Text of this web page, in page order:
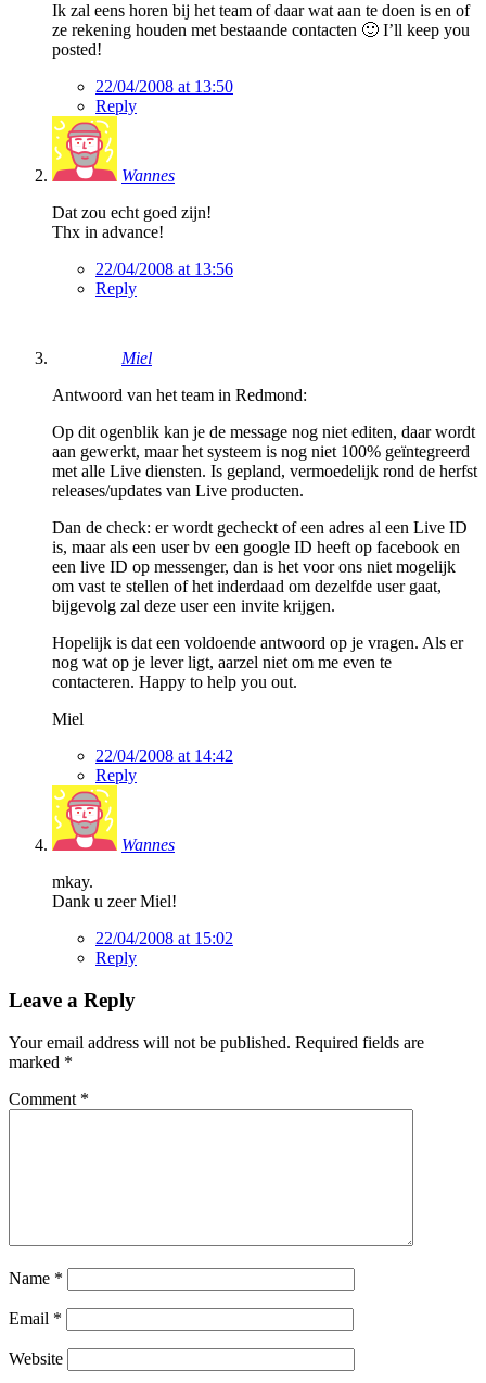
Ik zal eens horen bij het team of daar wat aan te doen is en of
ze rekening houden met bestaande contacten 🙂 I’ll keep you
posted!
22/04/2008 at 13:50
Reply
Wannes
Dat zou echt goed zijn!
Thx in advance!
22/04/2008 at 13:56
Reply
Miel
Antwoord van het team in Redmond:
Op dit ogenblik kan je de message nog niet editen, daar wordt
aan gewerkt, maar het systeem is nog niet 100% geïntegreerd
met alle Live diensten. Is gepland, vermoedelijk rond de herfst
releases/updates van Live producten.
Dan de check: er wordt gecheckt of een adres al een Live ID
is, maar als een user bv een google ID heeft op facebook en
een live ID op messenger, dan is het voor ons niet mogelijk
om vast te stellen of het inderdaad om dezelfde user gaat,
bijgevolg zal deze user een invite krijgen.
Hopelijk is dat een voldoende antwoord op je vragen. Als er
nog wat op je lever ligt, aarzel niet om me even te
contacteren. Happy to help you out.
Miel
22/04/2008 at 14:42
Reply
Wannes
mkay.
Dank u zeer Miel!
22/04/2008 at 15:02
Reply
Leave a Reply
Your email address will not be published. Required fields are
marked *
Comment *
Name *
Email *
Website